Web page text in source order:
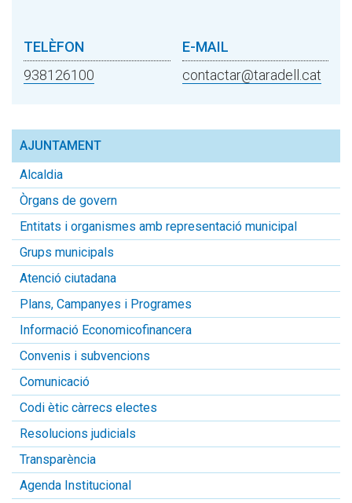
TELÈFON
938126100
E-MAIL
contactar@taradell.cat
AJUNTAMENT
Alcaldia
Òrgans de govern
Entitats i organismes amb representació municipal
Grups municipals
Atenció ciutadana
Plans, Campanyes i Programes
Informació Economicofinancera
Convenis i subvencions
Comunicació
Codi ètic càrrecs electes
Resolucions judicials
Transparència
Agenda Institucional